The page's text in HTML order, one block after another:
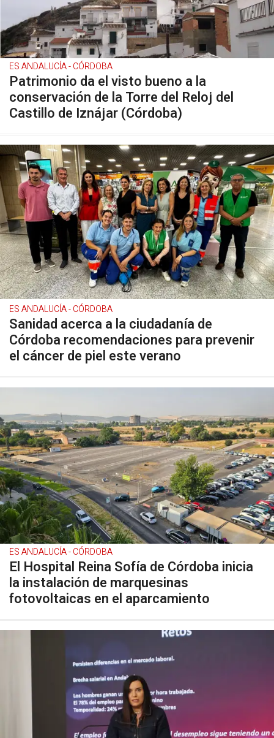
ES ANDALUCÍA - CÓRDOBA
Patrimonio da el visto bueno a la
conservación de la Torre del Reloj del
Castillo de Iznájar (Córdoba)
ES ANDALUCÍA - CÓRDOBA
Sanidad acerca a la ciudadanía de
Córdoba recomendaciones para prevenir
el cáncer de piel este verano
ES ANDALUCÍA - CÓRDOBA
El Hospital Reina Sofía de Córdoba inicia
la instalación de marquesinas
fotovoltaicas en el aparcamiento